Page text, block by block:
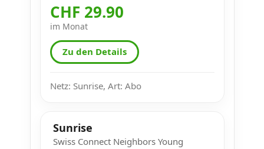
CHF 29.90
im Monat
Zu den Details
Netz: Sunrise, Art: Abo
Sunrise
Swiss Connect Neighbors Young